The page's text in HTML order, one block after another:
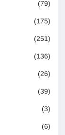
(79)
(175)
(251)
(136)
(26)
(39)
(3)
(6)